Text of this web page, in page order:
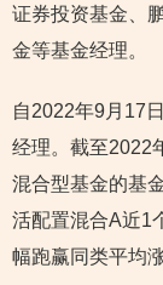
证券投资基金、
金等基金经理。
自2022年9月17
经理。截至2022
混合型基金的基
活配置混合A近1
幅跑赢同类平均